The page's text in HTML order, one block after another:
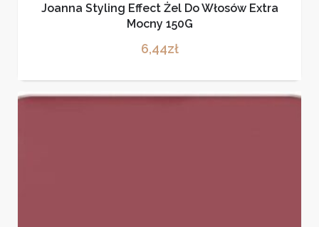
Joanna Styling Effect Żel Do Włosów Extra
Mocny 150G
6,44zł